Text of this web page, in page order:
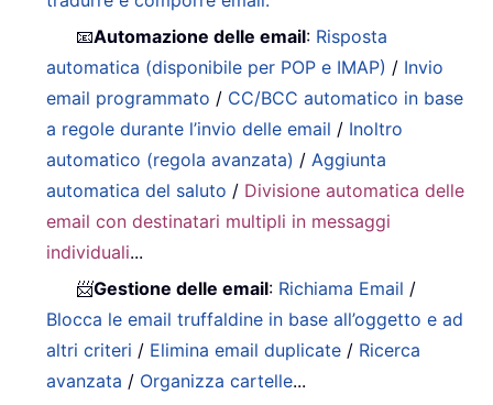
📧Automazione delle email: Risposta
automatica (disponibile per POP e IMAP) / Invio
email programmato / CC/BCC automatico in base
a regole durante l’invio delle email / Inoltro
automatico (regola avanzata) /Aggiunta
automatica del saluto / Divisione automatica delle
email con destinatari multipli in messaggi
individuali...
📨Gestione delle email: Richiama Email /
Blocca le email truffaldine in base all’oggetto e ad
altri criteri / Elimina email duplicate / Ricerca
avanzata / Organizza cartelle...